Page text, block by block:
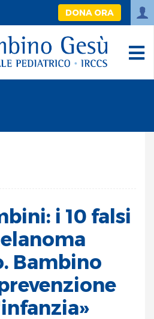
DONA ORA
i 10 falsi
Bambino